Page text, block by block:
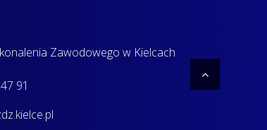
Zawodowego w Kielcach
91